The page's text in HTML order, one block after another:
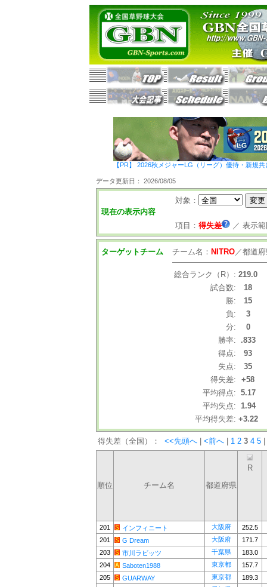
【PR】 2026秋メジャーLG（リーグ）優待・新規
データ更新日： 2026/08/05
現在の表示内容
対象：
項目： 得失差 ／ 表示
ターゲットチーム チーム名： NITRO／都道
総合ランク（R）: 219.0
試合数:
18
勝:
15
負:
3
分:
0
勝率:
.833
得点:
93
失点:
35
得失差:
+58
平均得点: 5.17
平均失点: 1.94
平均得失差: +3.22
得失差（全国）： <<先頭へ <前へ 1 2 3 4 5
順位 チーム名 都道府県
R
201 インフィニート 大阪府
252.5
201
G Dream 大阪府
171.7
203
市川ラビッツ 千葉県
183.0
204
Saboten1988 東京都
157.7
205
GUARWAY 東京都
189.3